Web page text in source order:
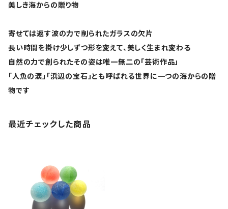
美しき海からの贈り物
寄せては返す波の力で削られたガラスの欠片
長い時間を掛け少しずつ形を変えて、美しく生まれ変わる
自然の力で創られたその姿は唯一無二の「芸術作品」
「人魚の涙」「浜辺の宝石」とも呼ばれる世界に一つの海からの贈
物です
最近チェックした商品